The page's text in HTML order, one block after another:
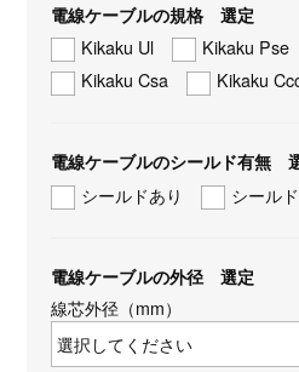
電線ケーブルの規格 選定
Kikaku Ul
Kikaku Pse
Kikaku Csa
Kikaku
電線ケーブルのシールド有無
シールドあり
シール
電線ケーブルの外径 選定
線芯外径（mm）